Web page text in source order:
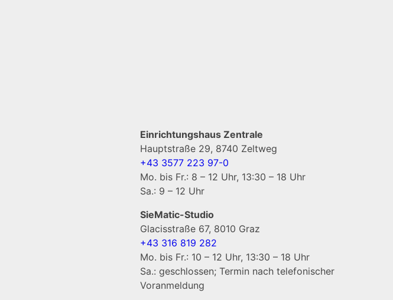
Einrichtungshaus Zentrale
Hauptstraße 29, 8740 Zeltweg
+43 3577 223 97-0
Mo. bis Fr.: 8 – 12 Uhr, 13:30 – 18 Uhr
Sa.: 9 – 12 Uhr
SieMatic-Studio
Glacisstraße 67, 8010 Graz
+43 316 819 282
Mo. bis Fr.: 10 – 12 Uhr, 13:30 – 18 Uhr
Sa.: geschlossen; Termin nach telefonischer
Voranmeldung